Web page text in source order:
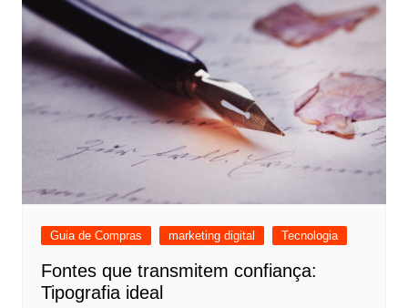
Guia de Compras marketing digital Tecnologia
Fontes que transmitem confiança:
Tipografia ideal